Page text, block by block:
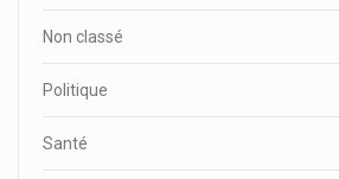
Non classé
Politique
Santé